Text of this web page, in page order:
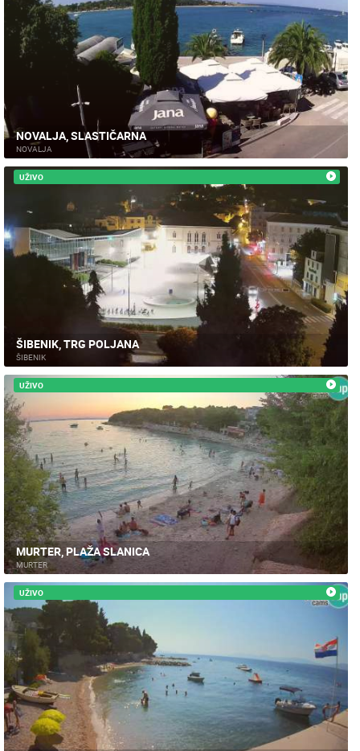
NOVALJA, SLASTIČARNA
NOVALJA
UŽIVO
ŠIBENIK, TRG POLJANA
ŠIBENIK
UŽIVO
MURTER, PLAŽA SLANICA
MURTER
UŽIVO